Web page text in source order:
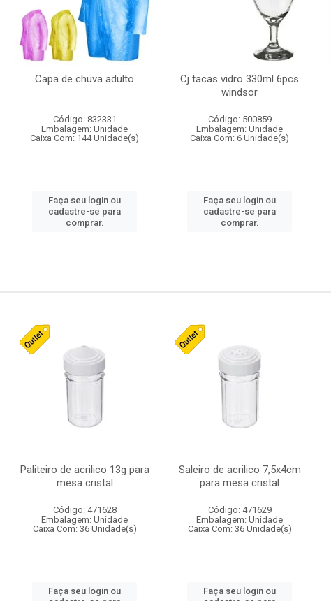
Capa de chuva adulto
Código: 832331
Embalagem: Unidade
Caixa Com: 144 Unidade(s)
Faça seu login ou
cadastre-se para
comprar.
Cj tacas vidro 330ml 6pcs
windsor
Código: 500859
Embalagem: Unidade
Caixa Com: 6 Unidade(s)
Faça seu login ou
cadastre-se para
comprar.
Paliteiro de acrilico 13g para
mesa cristal
Código: 471628
Embalagem: Unidade
Caixa Com: 36 Unidade(s)
Faça seu login ou
Saleiro de acrilico 7,5x4cm
para mesa cristal
Código: 471629
Embalagem: Unidade
Caixa Com: 36 Unidade(s)
Faça seu login ou